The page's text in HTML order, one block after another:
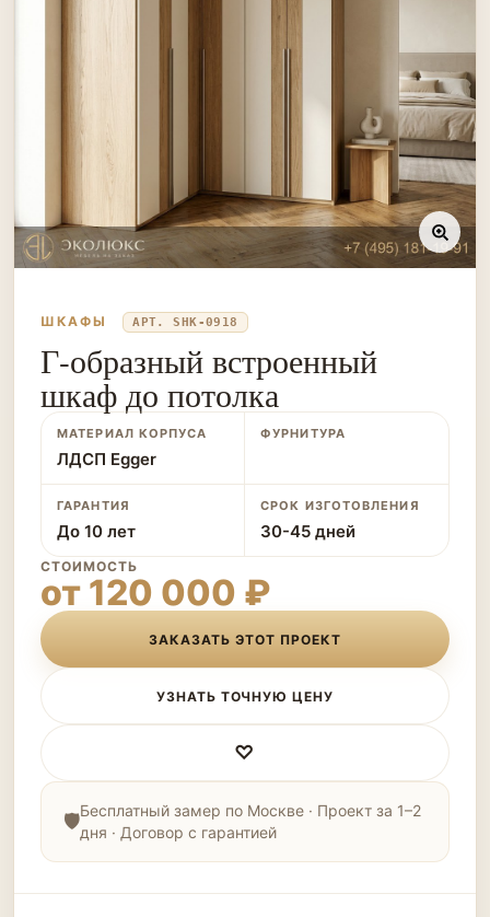
ШКАФЫ АРТ. SHK-0918
Г-образный встроенный
шкаф до потолка
МАТЕРИАЛ КОРПУСА
ЛДСП Egger
ФУРНИТУРА
ГАРАНТИЯ
До 10 лет
СРОК ИЗГОТОВЛЕНИЯ
30-45 дней
СТОИМОСТЬ
от 120 000 ₽
ЗАКАЗАТЬ ЭТОТ ПРОЕКТ
УЗНАТЬ ТОЧНУЮ ЦЕНУ
♡
Бесплатный замер по Москве · Проект за 1–2
дня · Договор с гарантией